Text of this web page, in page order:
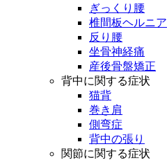
ぎっくり腰
椎間板ヘルニア
反り腰
坐骨神経痛
産後骨盤矯正
背中に関する症状
猫背
巻き肩
側弯症
背中の張り
関節に関する症状